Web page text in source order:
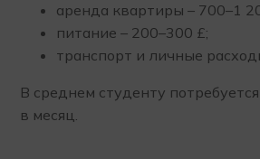
аренда квартиры – 700–1
питание – 200–300 £;
транспорт и личные
В среднем студенту
в месяц.